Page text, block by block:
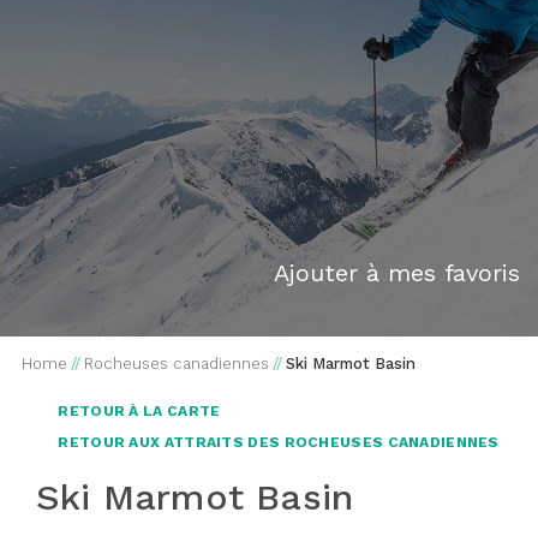
Ajouter à mes favoris
Home // Rocheuses canadiennes // Ski Marmot Basin
RETOUR À LA CARTE
RETOUR AUX ATTRAITS DES ROCHEUSES CANADIENNES
Ski Marmot Basin